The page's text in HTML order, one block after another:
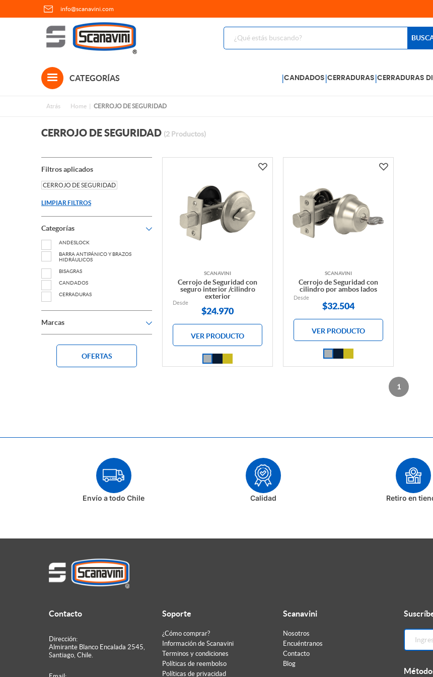
info@scanavini.com
CATEGORÍAS |CANDADOS |CERRADURAS |CERRADURAS
Atrás Home CERROJO DE SEGURIDAD
CERROJO DE SEGURIDAD (2 Productos)
Filtros aplicados
CERROJO DE SEGURIDAD
LIMPIAR FILTROS
Categorías
ANDESLOCK
BARRA ANTIPÁNICO Y BRAZOS
HIDRÁULICOS
BISAGRAS
CANDADOS
CERRADURAS
HERRAJES PARA PUERTAS VIDRIADAS
Marcas
OFERTAS
SCANAVINI
Cerrojo de Seguridad con
seguro interior /cilindro
exterior
Desde
$24.970
VER PRODUCTO
SCANAVINI
Cerrojo de Seguridad con
cilindro por ambos lados
Desde
$32.504
VER PRODUCTO
1
Envío a todo Chile Calidad Retiro en
Contacto
Dirección:
Almirante Blanco Encalada 2545,
Santiago, Chile.
Soporte
¿Cómo comprar?
Información de Scanavini
Terminos y condiciones
Políticas de reembolso
Políticas de privacidad
Scanavini
Nosotros
Encuéntranos
Contacto
Blog